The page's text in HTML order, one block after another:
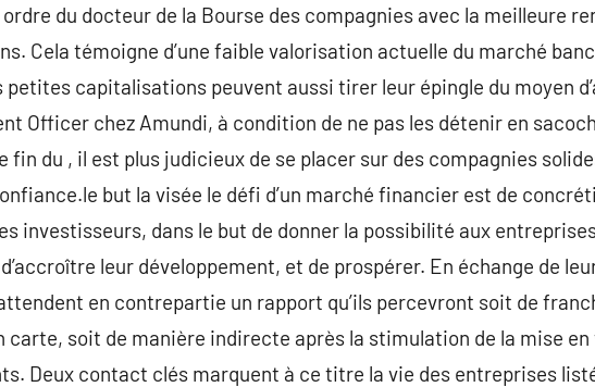
du docteur de la Bourse des compagnies avec la meilleure
Cela témoigne d’une faible valorisation actuelle du marché
capitalisations peuvent aussi tirer leur épingle du moyen
Officer chez Amundi, à condition de ne pas les détenir en
fin du , il est plus judicieux de se placer sur des compagnies
but la visée le défi d’un marché financier est de
investisseurs, dans le but de donner la possibilité aux
leur développement, et de prospérer. En échange de
en contrepartie un rapport qu’ils percevront soit de
carte, soit de manière indirecte après la stimulation de la mise en
Deux contact clés marquent à ce titre la vie des entreprises